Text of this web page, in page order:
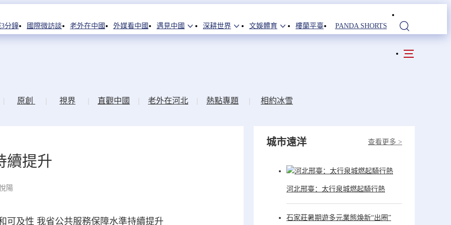
分鐘 國際微訪談 老外在中國 外媒看中國 遇見中國 深耕世界 文娛體育 樓蘭平臺 PANDA SHORTS
| 原創 | 視界 | 直觀中國 | 老外在河北 | 熱點專題 | 相約冰雪
續提升
陽
及性 我省公共服務保障水準持續提升
查看更多 >
城市遠洋
河北邢臺：太行泉城燃起騎行熱
石家莊暑期遊多元業態煥新“出圈”